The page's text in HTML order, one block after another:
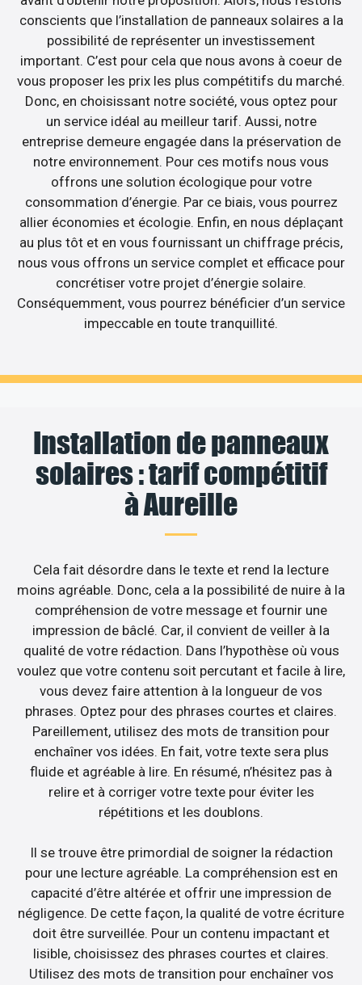
conscients que l’installation de panneaux solaires a la
possibilité de représenter un investissement
important. C’est pour cela que nous avons à coeur de
vous proposer les prix les plus compétitifs du marché.
Donc, en choisissant notre société, vous optez pour
un service idéal au meilleur tarif. Aussi, notre
entreprise demeure engagée dans la préservation de
notre environnement. Pour ces motifs nous vous
offrons une solution écologique pour votre
consommation d’énergie. Par ce biais, vous pourrez
allier économies et écologie. Enfin, en nous déplaçant
au plus tôt et en vous fournissant un chiffrage précis,
nous vous offrons un service complet et efficace pour
concrétiser votre projet d’énergie solaire.
Conséquemment, vous pourrez bénéficier d’un service
impeccable en toute tranquillité.
Installation de panneaux
solaires : tarif compétitif
à Aureille
Cela fait désordre dans le texte et rend la lecture
moins agréable. Donc, cela a la possibilité de nuire à la
compréhension de votre message et fournir une
impression de bâclé. Car, il convient de veiller à la
qualité de votre rédaction. Dans l’hypothèse où vous
voulez que votre contenu soit percutant et facile à lire,
vous devez faire attention à la longueur de vos
phrases. Optez pour des phrases courtes et claires.
Pareillement, utilisez des mots de transition pour
enchaîner vos idées. En fait, votre texte sera plus
fluide et agréable à lire. En résumé, n’hésitez pas à
relire et à corriger votre texte pour éviter les
répétitions et les doublons.
Il se trouve être primordial de soigner la rédaction
pour une lecture agréable. La compréhension est en
capacité d’être altérée et offrir une impression de
négligence. De cette façon, la qualité de votre écriture
doit être surveillée. Pour un contenu impactant et
lisible, choisissez des phrases courtes et claires.
Utilisez des mots de transition pour enchaîner vos